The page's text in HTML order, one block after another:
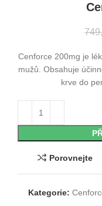
Cenforce 200mg je
mužů. Obsahuje
krve do
Porovnejte
Kategorie: